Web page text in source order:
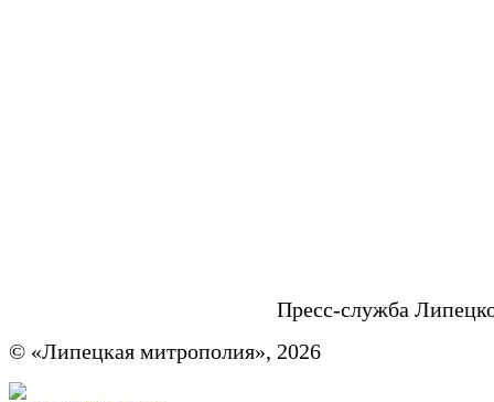
Пресс-служба
© «Липецкая митрополия», 2026